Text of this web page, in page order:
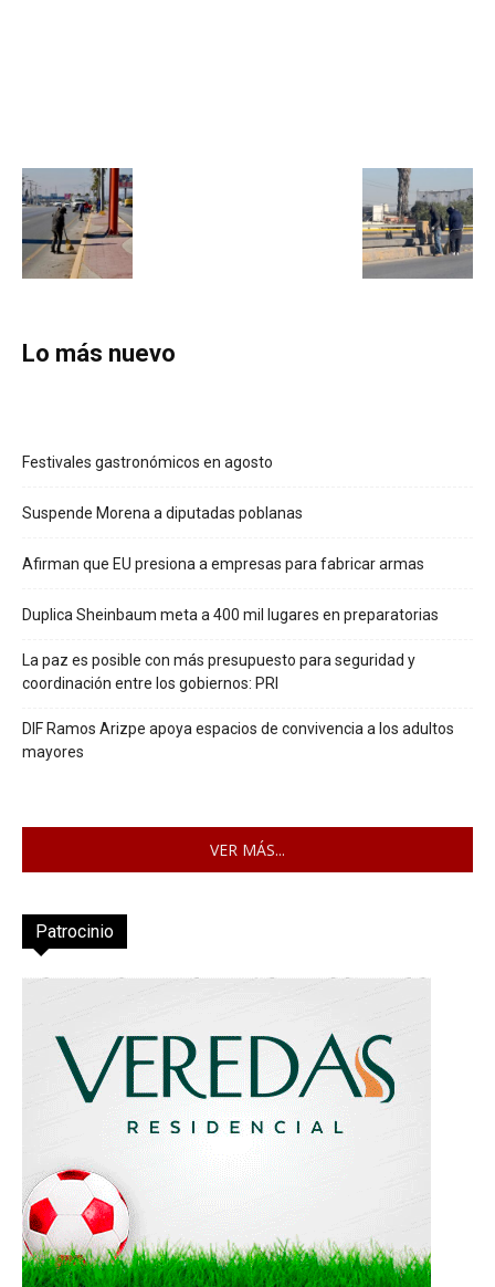
Lo más nuevo
Festivales gastronómicos en agosto
Suspende Morena a diputadas poblanas
Afirman que EU presiona a empresas para fabricar armas
Duplica Sheinbaum meta a 400 mil lugares en preparatorias
La paz es posible con más presupuesto para seguridad y
coordinación entre los gobiernos: PRI
DIF Ramos Arizpe apoya espacios de convivencia a los adultos
mayores
VER MÁS...
Patrocinio